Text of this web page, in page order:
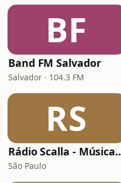
BF
Band FM Salvador
Salvador · 104.3 FM
RS
Rádio
São Paulo